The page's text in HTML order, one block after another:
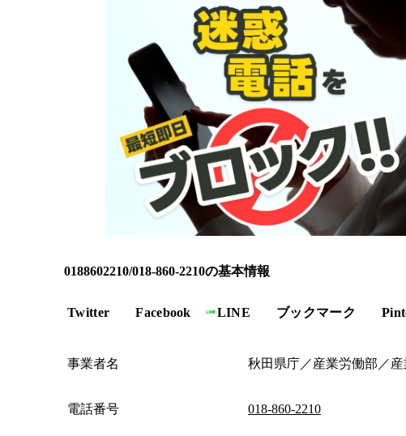
0188602210/018-860-2210の基本情報
Twitter Facebook LINE ブックマーク
事業者名 秋田県庁／産業労働部／
電話番号 018-860-2210